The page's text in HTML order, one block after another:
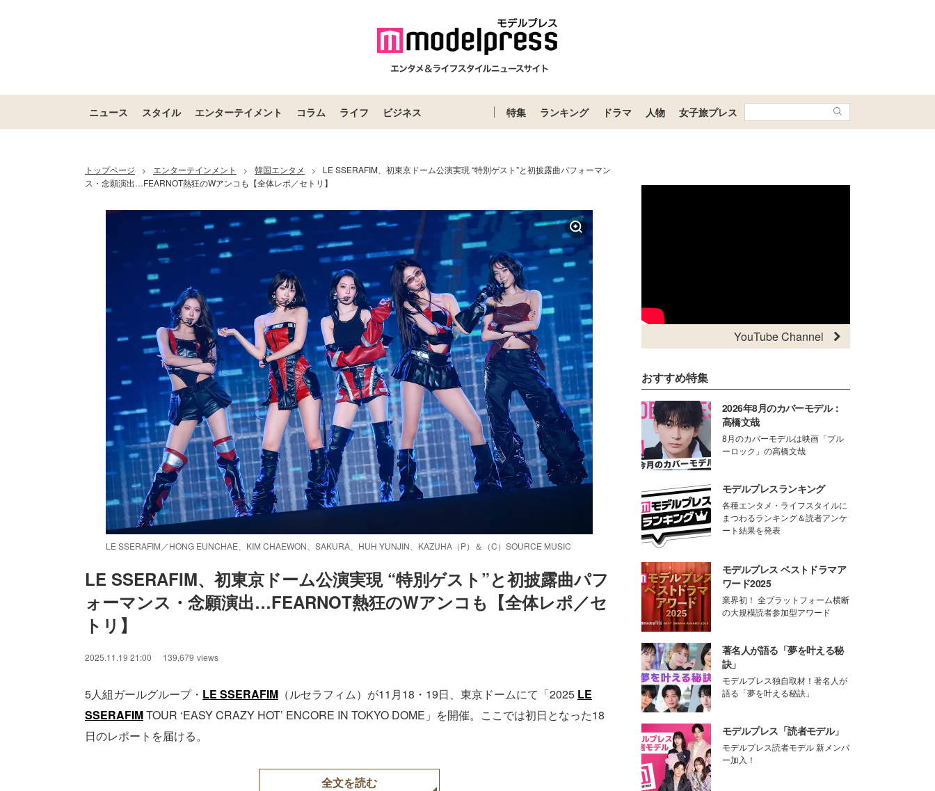
ニュース スタイル エンターテイメント コラム ライフ ビジネス 特集 ランキング ドラマ 人物 女子旅プレス
トップページ > エンターテインメント > 韓国エンタメ >
LE SSERAFIM、初東京ドーム公演実現 “特別ゲスト”と初披露曲パフォーマン
ス・念願演出…FEARNOT熱狂のWアンコも【全体レポ／セトリ】
LE SSERAFIM／HONG EUNCHAE、KIM CHAEWON、SAKURA、HUH YUNJIN、KAZUHA（P）＆（C）SOURCE MUSIC
Unmute Loaded:
87.03%
LE SSERAFIM、初東京ドーム公演実現 “特別ゲスト”と初披露曲パフ
ォーマンス・念願演出…FEARNOT熱狂のWアンコも【全体レポ／セ
トリ】
2025.11.19 21:00 139,679 views
5人組ガールグループ・ LE SSERAFIM （ルセラフィム）が11月18・19日、東京ドームにて「2025 LE
SSERAFIMTOUR ‘EASY CRAZY HOT’ ENCORE IN TOKYO DOME」を開催。ここでは初日となった18
日のレポートを届ける。
全文を読む
YouTube Channel
おすすめ特集
2026年8月のカバーモデル：
高橋文哉
8月のカバーモデルは映画「ブル
ーロック」の高橋文哉
モデルプレスランキング
各種エンタメ・ライフスタイルに
まつわるランキング＆読者アンケ
ート結果を発表
モデルプレス ベストドラマア
ワード2025
業界初！ 全プラットフォーム横断
の大規模読者参加型アワード
著名人が語る「夢を叶える秘
訣」
モデルプレス独自取材！著名人が
語る「夢を叶える秘訣」
モデルプレス「読者モデル」
モデルプレス読者モデル 新メンバ
ー加入！